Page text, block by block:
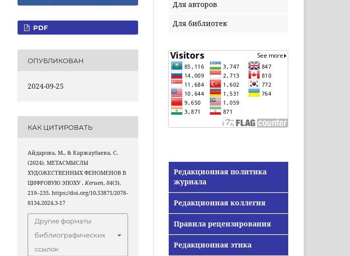
PDF
ОПУБЛИКОВАН
2024-09-25
КАК ЦИТИРОВАТЬ
Айдарова, М., & Каржаубаева, С.
(2024). МЕТАСМЫСЛЫ
ХУДОЖЕСТВЕННЫХ ФЕНОМЕНОВ В
ЦИФРОВУЮ ЭПОХУ .Keruen,84(3),
219–235. https://doi.org/10.53871/2078-
8134.2024.3-17
Другие форматы
библиографических
ссылок
Для авторов
Для библиотек
Редакционная политика
журнала
Редакционная коллегия
Правила рецензирования
Редакционная этика